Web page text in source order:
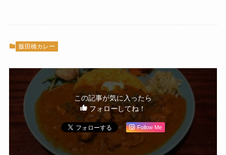
飯田橋カレー
この記事が気に入ったら
フォローしてね！
Follow Me